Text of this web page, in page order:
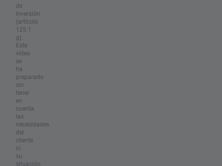
de
Inversión
(artículo
125.1
g).
Este
vídeo
se
ha
preparado
sin
tener
en
cuenta
las
necesidades
del
cliente
ni
su
situación